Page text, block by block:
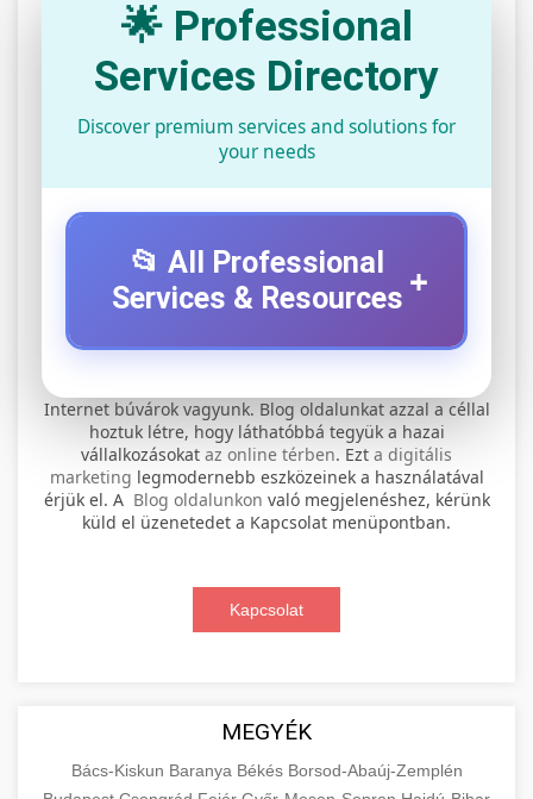
🌟 Professional
Services Directory
Discover premium services and solutions for
your needs
📂 All Professional
Services & Resources +
szervíz
+
Professional electric scooter repair and
maintenance services. Expert technicians
provide quality service for all major brands and
Visit Service Center
📊 2. online marketing
ügynökség
+
Comprehensive online marketing services
including SEO, social media management, and
aimarketingugynokseg.hu
digital agency services
🛴 3. legjobb elektromos roller
Compare top models, features, and prices to
🔗 4. prémium linképítés
High-quality backlink acquisition services to
Internet búvárok vagyunk. Blog oldalunkat azzal a céllal
hoztuk létre, hogy láthatóbbá tegyük a hazai
vállalkozásokat az online térben. Ezt a digitális
marketing legmodernebb eszközeinek a használatával
érjük el. A Blog oldalunkon való megjelenéshez, kérünk
küld el üzenetedet a Kapcsolat menüpontban.
Kapcsolat
MEGYÉK
Bács-Kiskun Baranya Békés Borsod-Abaúj-Zemplén